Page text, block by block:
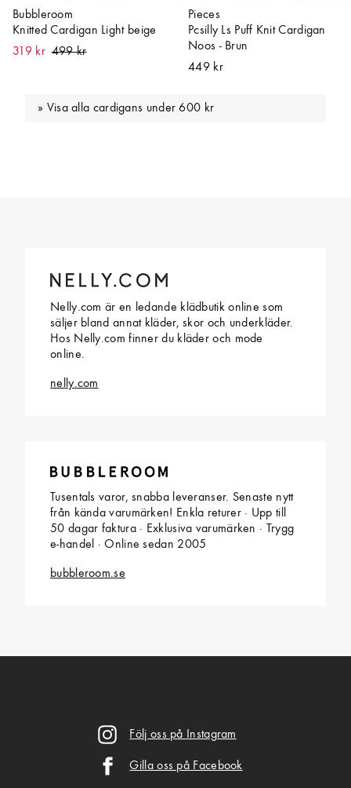
Bubbleroom
Knitted Cardigan Light beige
319 kr
Pieces
Pcsilly Ls Puff Knit Cardigan
Noos - Brun
449 kr
Visa alla cardigans under 600 kr
Nelly.com är en ledande klädbutik online som
säljer bland annat kläder, skor och underkläder.
Hos Nelly.com finner du kläder och mode
online.
nelly.com
Tusentals varor, snabba leveranser. Senaste nytt
från kända varumärken! Enkla returer · Upp till
50 dagar faktura · Exklusiva varumärken · Trygg
e-handel · Online sedan 2005
bubbleroom.se
Följ oss på Instagram
Gilla oss på Facebook